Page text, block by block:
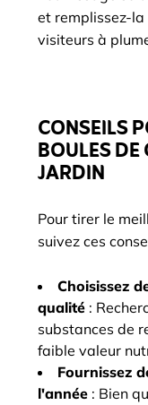
et remplissez-
visiteurs à
CONSEILS
BOULES
JARDIN
Pour tirer le
suivez ces
Choisissez
qualité :
substances de
faible valeur
Fournissez
l'année : Bien